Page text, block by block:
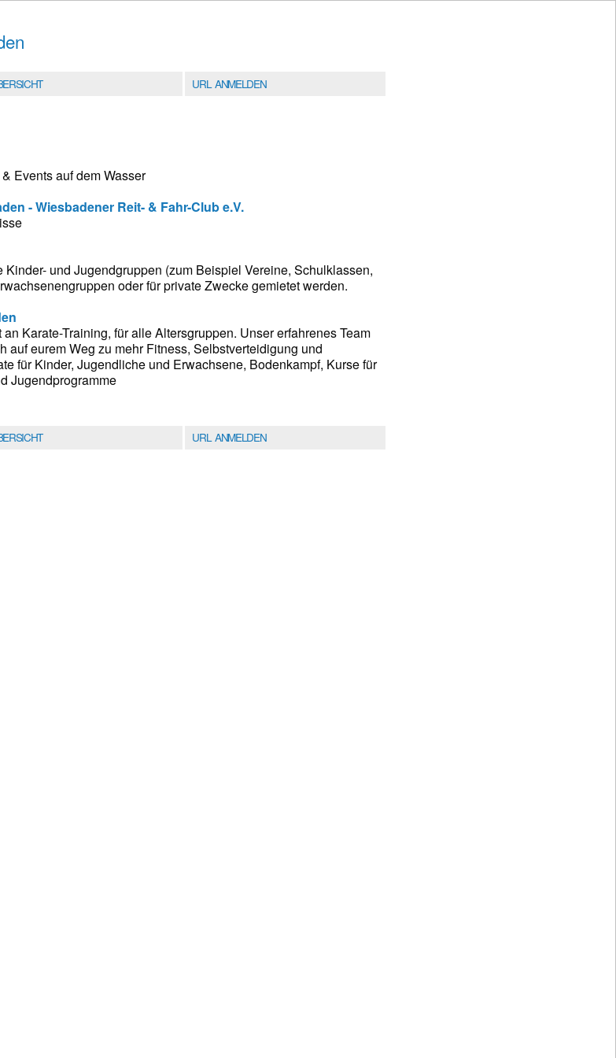
URL ANMELDEN
Events auf dem Wasser
- Wiesbadener Reit- & Fahr-Club e.V.
und Jugendgruppen (zum Beispiel Vereine, Schulklassen,
oder für private Zwecke gemietet werden.
Karate-Training, für alle Altersgruppen. Unser erfahrenes Team
auf eurem Weg zu mehr Fitness, Selbstverteidigung und
für Kinder, Jugendliche und Erwachsene, Bodenkampf, Kurse für
Jugendprogramme
URL ANMELDEN